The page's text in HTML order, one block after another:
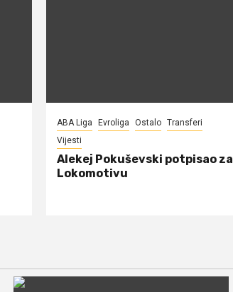
ABA Liga Evroliga Ostalo Transferi
Vijesti
Alekej Pokuševski potpisao za
Lokomotivu